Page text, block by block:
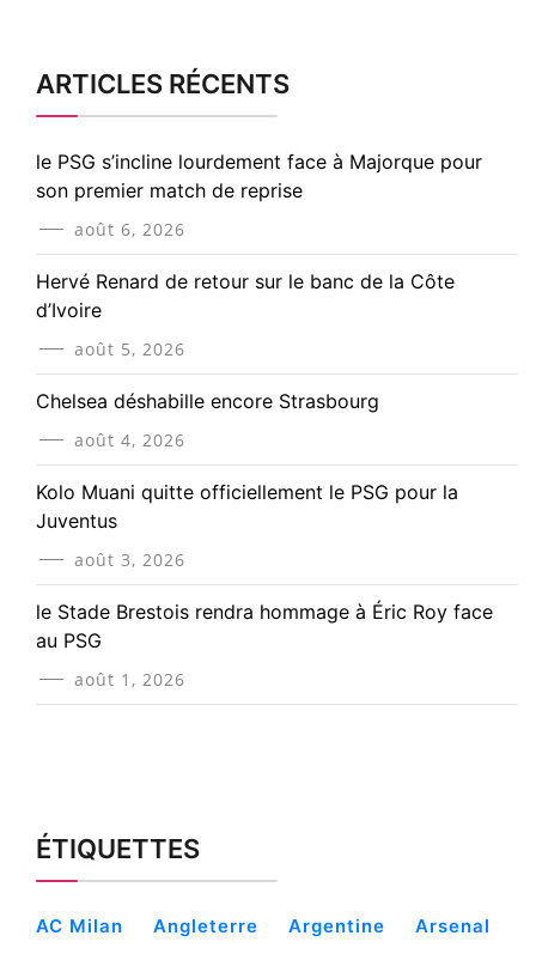
ARTICLES RÉCENTS
le PSG s’incline lourdement face à Majorque pour
son premier match de reprise
août 6, 2026
Hervé Renard de retour sur le banc de la Côte
d’Ivoire
août 5, 2026
Chelsea déshabille encore Strasbourg
août 4, 2026
Kolo Muani quitte officiellement le PSG pour la
Juventus
août 3, 2026
le Stade Brestois rendra hommage à Éric Roy face
au PSG
août 1, 2026
ÉTIQUETTES
AC Milan Angleterre Argentine Arsenal